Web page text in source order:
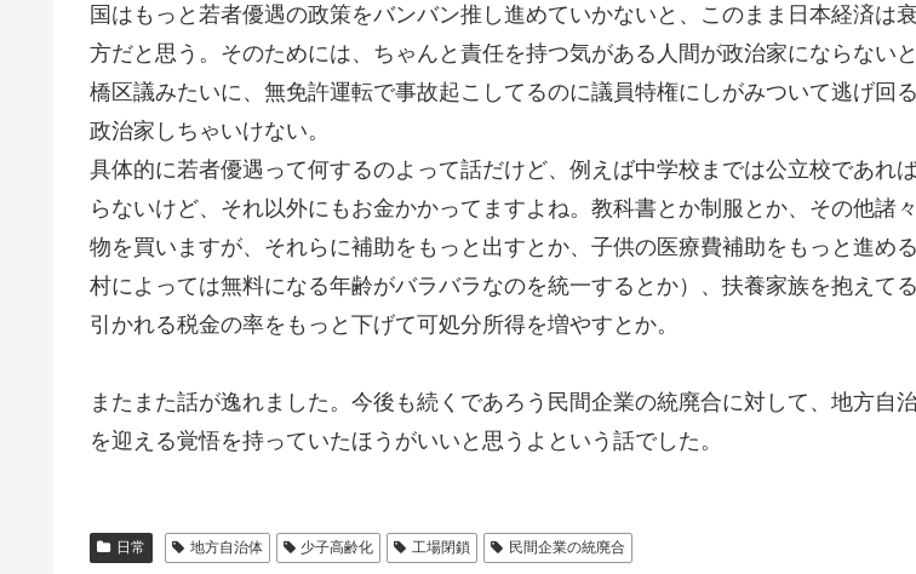
国はもっと若者優遇の政策をバンバン推し進めていかないと、このまま日本経済は
方だと思う。そのためには、ちゃんと責任を持つ気がある人間が政治家にならない
橋区議みたいに、無免許運転で事故起こしてるのに議員特権にしがみついて逃げ回
政治家しちゃいけない。
具体的に若者優遇って何するのよって話だけど、例えば中学校までは公立校であれ
らないけど、それ以外にもお金かかってますよね。教科書とか制服とか、その他諸
物を買いますが、それらに補助をもっと出すとか、子供の医療費補助をもっと進め
村によっては無料になる年齢がバラバラなのを統一するとか）、扶養家族を抱えて
引かれる税金の率をもっと下げて可処分所得を増やすとか。
またまた話が逸れました。今後も続くであろう民間企業の統廃合に対して、地方自
を迎える覚悟を持っていたほうがいいと思うよという話でした。
日常 地方自治体 少子高齢化 工場閉鎖 民間企業の統廃合